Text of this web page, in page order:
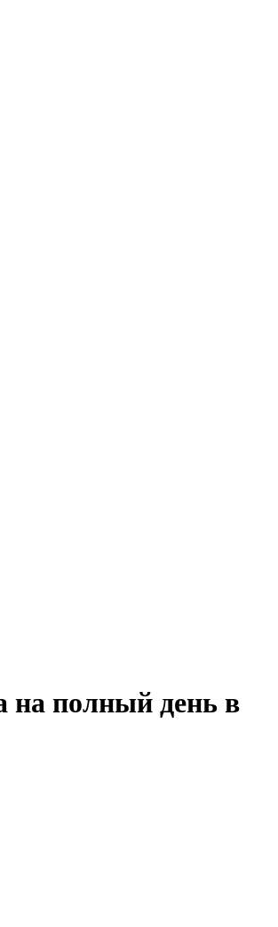
на полный день в